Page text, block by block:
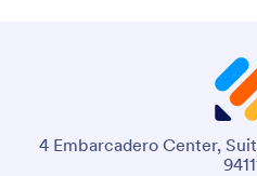
4 Embarcadero Center,